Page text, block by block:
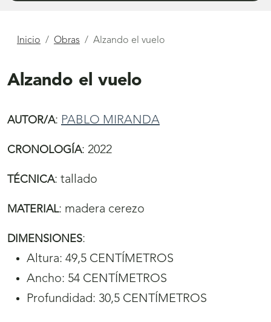
Está
Inicio Obras Alzando el vuelo
Alzando el vuelo
AUTOR/A: PABLO MIRANDA
CRONOLOGÍA: 2022
TÉCNICA: tallado
MATERIAL: madera cerezo
DIMENSIONES:
Altura: 49,5 CENTÍMETROS
Ancho: 54 CENTÍMETROS
Profundidad: 30,5 CENTÍMETROS